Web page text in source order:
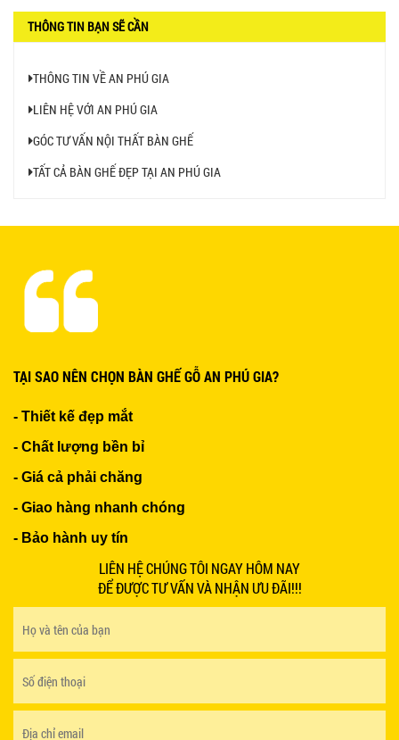
Ghế Ăn nhập khẩu ELLA - Mã SP: GNK05
750.000 VNĐ
BÀN CAFE BCF01 GIÁ RẺ - MÃ SỐ: BCF01
650.000 VNĐ
THÔNG TIN BẠN SẼ CẦN
THÔNG TIN VỀ AN PHÚ GIA
LIÊN HỆ VỚI AN PHÚ GIA
GÓC TƯ VẤN NỘI THẤT BÀN GHẾ
TẤT CẢ BÀN GHẾ ĐẸP TẠI AN PHÚ GIA
TẠI SAO NÊN CHỌN BÀN GHẾ GỖ AN PHÚ GIA?
- Thiết kế đẹp mắt
- Chất lượng bền bỉ
- Giá cả phải chăng
- Giao hàng nhanh chóng
- Bảo hành uy tín
LIÊN HỆ CHÚNG TÔI NGAY HÔM NAY
ĐỂ ĐƯỢC TƯ VẤN VÀ NHẬN ƯU ĐÃI!!!